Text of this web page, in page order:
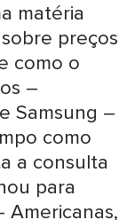
matéria
preços
como o
–
Samsung –
como
a consulta
para
Americanas,